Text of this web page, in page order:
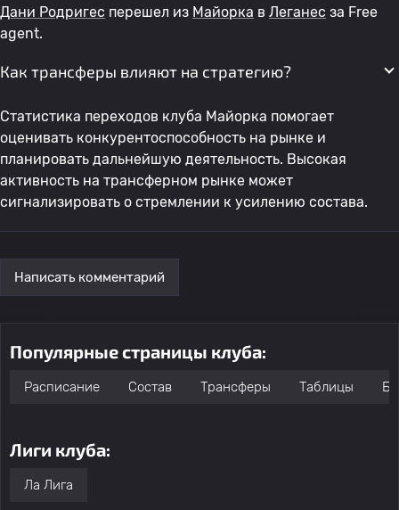
Дани Родригес перешел из Майорка в Леганес за Free
agent.
Как трансферы влияют на стратегию?
Статистика переходов клуба Майорка помогает
оценивать конкурентоспособность на рынке и
планировать дальнейшую деятельность. Высокая
активность на трансферном рынке может
сигнализировать о стремлении к усилению состава.
Написать комментарий
Популярные страницы клуба:
Расписание Состав Трансферы Таблицы
Лиги клуба:
Ла Лига